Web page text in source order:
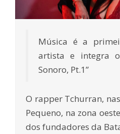
Música é a
artista e integra o
Sonoro, Pt.1”
O rapper Tchurran,
Pequeno, na zona
dos fundadores da